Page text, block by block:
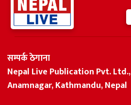
सम्पर्क ठेगाना
Nepal Live Publication Pvt. Ltd.,
Anamnagar, Kathmandu, Nepal